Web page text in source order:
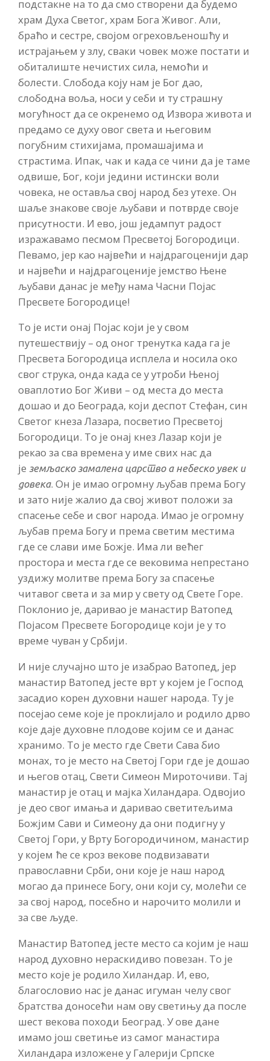
подстакне на то да смо створени да будемо
храм Духа Светог, храм Бога Живог. Али,
браћо и сестре, својом огреховљеношћу и
истрајањем у злу, сваки човек може постати и
обиталиште нечистих сила, немоћи и
болести. Слобода коју нам је Бог дао,
слободна воља, носи у себи и ту страшну
могућност да се окренемо од Извора живота и
предамо се духу овог света и његовим
погубним стихијама, промашајима и
страстима. Ипак, чак и када се чини да је таме
одвише, Бог, који једини истински воли
човека, не оставља свој народ без утехе. Он
шаље знакове своје љубави и потврде своје
присутности. И ево, још једампут радост
изражавамо песмом Пресветој Богородици.
Певамо, јер као највећи и најдрагоценији дар
и највећи и најдрагоценије јемство Њене
љубави данас је међу нама Часни Појас
Пресвете Богородице!
То је исти онај Појас који је у свом
путешествију – од оног тренутка када га је
Пресвета Богородица исплела и носила око
свог струка, онда када се у утроби Њеној
оваплотио Бог Живи – од места до места
дошао и до Београда, који деспот Стефан, син
Светог кнеза Лазара, посветио Пресветој
Богородици. То је онај кнез Лазар који је
рекао за сва времена у име свих нас да
је земљаско замалена царство а небеско увек и
довека. Он је имао огромну љубав према Богу
и зато није жалио да свој живот положи за
спасење себе и свог народа. Имао је огромну
љубав према Богу и према светим местима
где се слави име Божје. Има ли већег
простора и места где се вековима непрестано
уздижу молитве према Богу за спасење
читавог света и за мир у свету од Свете Горе.
Поклонио је, даривао је манастир Ватопед
Појасом Пресвете Богородице који је у то
време чуван у Србији.
И није случајно што је изабрао Ватопед, јер
манастир Ватопед јесте врт у којем је Господ
засадио корен духовни нашег народа. Ту је
посејао семе које је проклијало и родило дрво
које даје духовне плодове којим се и данас
хранимо. То је место где Свети Сава био
монах, то је место на Светој Гори где је дошао
и његов отац, Свети Симеон Мироточиви. Тај
манастир је отац и мајка Хиландара. Одвојио
је део свог имања и даривао светитељима
Божјим Сави и Симеону да они подигну у
Светој Гори, у Врту Богородичином, манастир
у којем ће се кроз векове подвизавати
православни Срби, они које је наш народ
могао да принесе Богу, они који су, молећи се
за свој народ, посебно и нарочито молили и
за све људе.
Манастир Ватопед јесте место са којим је наш
народ духовно нераскидиво повезан. То је
место које је родило Хиландар. И, ево,
благословио нас је данас игуман челу свог
братства доносећи нам ову светињу да после
шест векова походи Београд. У ове дане
имамо још светиње из самог манастира
Хиландара изложене у Галерији Српске